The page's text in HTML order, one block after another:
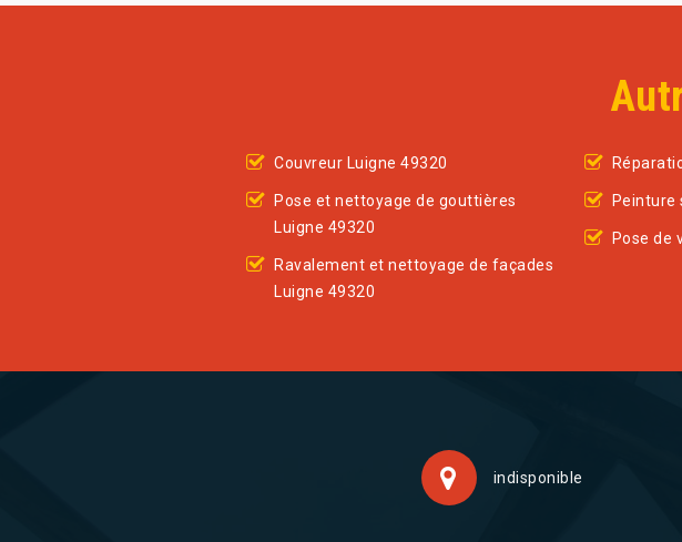
Couvreur Luigne 49320
Pose et nettoyage de gouttières
Luigne 49320
Ravalement et nettoyage de façades
Luigne 49320
Peinture
Pose de
indisponible